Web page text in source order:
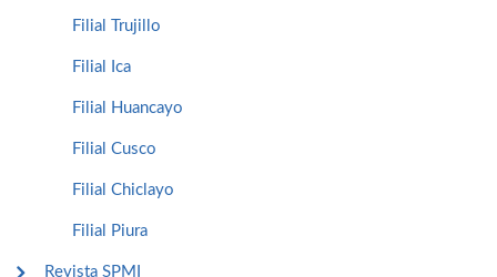
Filial Trujillo
Filial Ica
Filial Huancayo
Filial Cusco
Filial Chiclayo
Filial Piura
Revista SPMI